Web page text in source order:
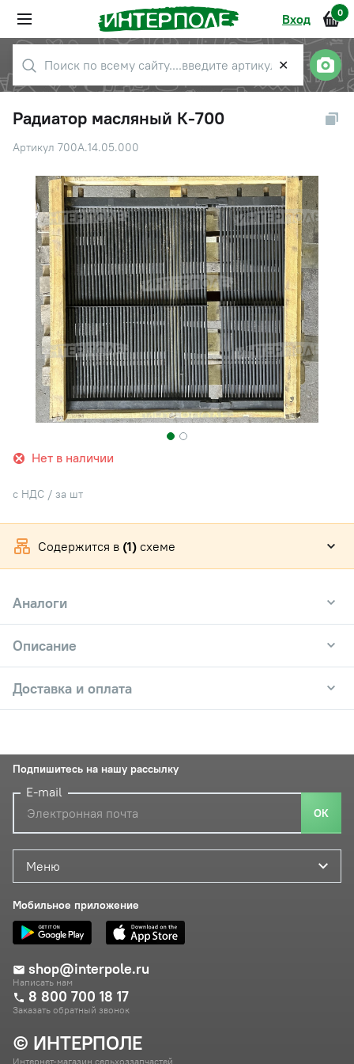
Вход 0
✕
Радиатор масляный К-700
Артикул 700А.14.05.000
Нет в наличии
с НДС / за шт
Содержится в (1) схеме
Аналоги
Описание
Доставка и оплата
© ИНТЕРПОЛЕ
Интернет-магазин сельхоззапчастей
Меню
Мобильное приложение
shop@interpole.ru
Написать нам
8 800 700 18 17
Заказать обратный звонок
Подпишитесь на нашу рассылку
E-mail
ОК